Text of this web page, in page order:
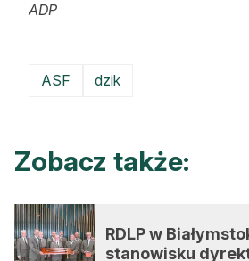
ADP
ASF dzik
Zobacz także:
RDLP w
stanowisku